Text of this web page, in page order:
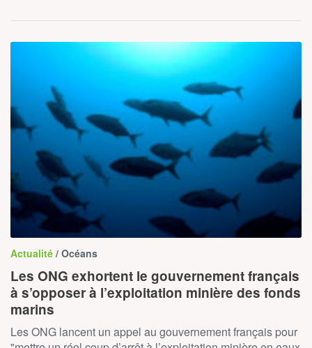
Actualité / Océans
Les ONG exhortent le gouvernement français
à s’opposer à l’exploitation minière des fonds
marins
Les ONG lancent un appel au gouvernement français pour